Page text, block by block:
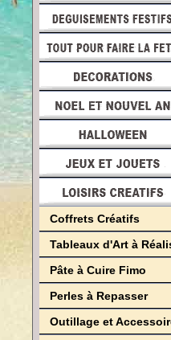
Coffrets Créatifs
Tableaux d'Art à
Pâte à Cuire Fimo
Perles à Repasser
Outillage et